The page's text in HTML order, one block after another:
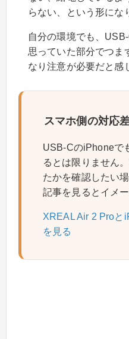
らない、という形にな
自分の環境でも、
思っていた部分でつま
なり注意が必要だと感
スマホ側の対応
USB-CのiPhoneで
るとは限りません
たかを確認したい
記事を見るとイメ
XREAL Air 2 Proと
を見る